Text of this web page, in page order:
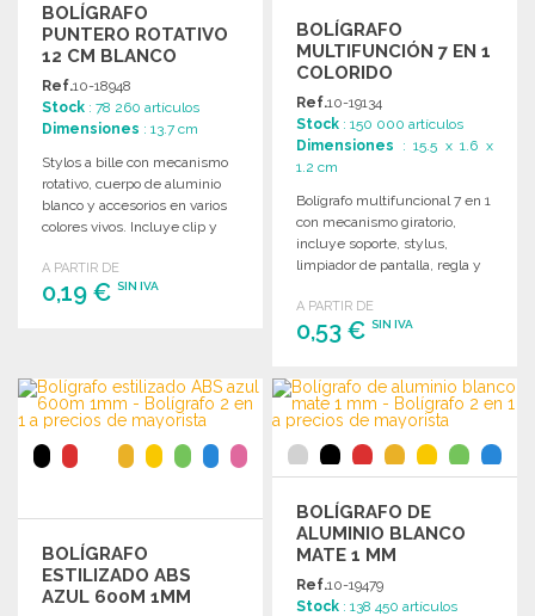
BOLÍGRAFO
PUNTERO ROTATIVO
12 CM BLANCO
Ref.10-18948
Stock : 78 260 artículos
Dimensiones : 13.7 cm
Stylos a bille con mecanismo
rotativo, cuerpo de aluminio
blanco y accesorios en varios
colores vivos. Incluye clip y
A PARTIR DE
0,19 € SIN IVA
Solicitar un presupuesto
BOLÍGRAFO
MULTIFUNCIÓN 7 EN 1
COLORIDO
Ref.10-19134
Stock : 150 000 artículos
Dimensiones : 15.5 x 1.6 x
1.2 cm
Bolígrafo multifuncional 7 en 1
con mecanismo giratorio,
incluye soporte, stylus,
limpiador de pantalla, regla y
A PARTIR DE
0,53 €SIN IVA
PEDIR
Solicitar un presupuesto
BOLÍGRAFO
ESTILIZADO ABS
AZUL 600M 1MM
BOLÍGRAFO DE
ALUMINIO BLANCO
MATE 1 MM
Ref.10-19479
Stock : 138 450 artículos